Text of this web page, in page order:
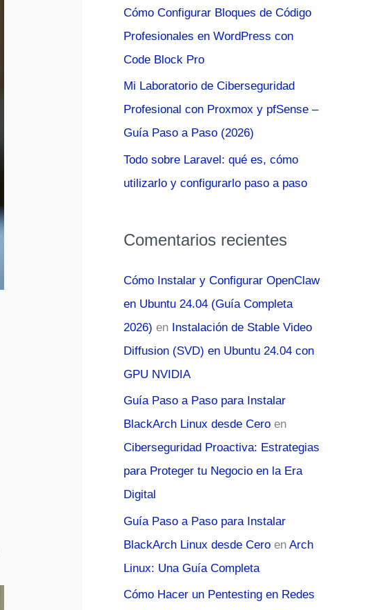
:
Cómo Configurar Bloques de Código
Profesionales en WordPress con
Code Block Pro
Mi Laboratorio de Ciberseguridad
Profesional con Proxmox y pfSense –
Guía Paso a Paso (2026)
Todo sobre Laravel: qué es, cómo
utilizarlo y configurarlo paso a paso
Comentarios recientes
Cómo Instalar y Configurar OpenClaw
en Ubuntu 24.04 (Guía Completa
2026) en Instalación de Stable Video
Diffusion (SVD) en Ubuntu 24.04 con
GPU NVIDIA
Guía Paso a Paso para Instalar
BlackArch Linux desde Cero en
Ciberseguridad Proactiva: Estrategias
para Proteger tu Negocio en la Era
Digital
Guía Paso a Paso para Instalar
BlackArch Linux desde Cero en Arch
Linux: Una Guía Completa
Cómo Hacer un Pentesting en Redes